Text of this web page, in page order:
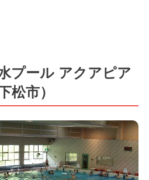
プール アクアピア
松市）